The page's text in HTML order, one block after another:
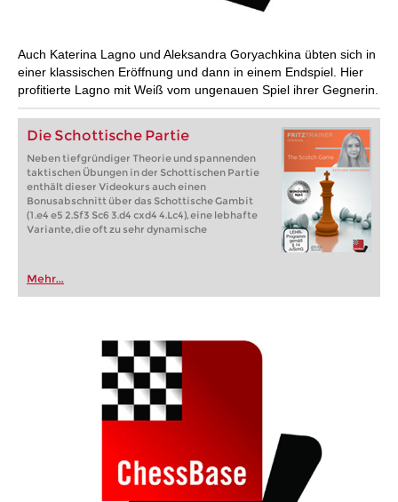
Auch Katerina Lagno und Aleksandra Goryachkina übten sich in
einer klassischen Eröffnung und dann in einem Endspiel. Hier
profitierte Lagno mit Weiß vom ungenauen Spiel ihrer Gegnerin.
Die Schottische Partie
Neben tiefgründiger Theorie und spannenden
taktischen Übungen in der Schottischen Partie
enthält dieser Videokurs auch einen
Bonusabschnitt über das Schottische Gambit
(1.e4 e5 2.Sf3 Sc6 3.d4 cxd4 4.Lc4), eine lebhafte
Variante, die oft zu sehr dynamische
Mehr...